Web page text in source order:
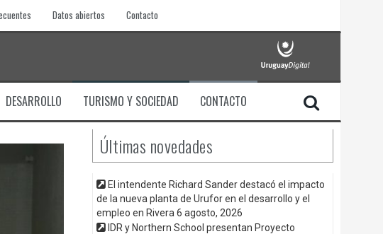
Datos abiertos Contacto
DESARROLLO TURISMO Y SOCIEDAD CONTACTO
Últimas novedades
El intendente Richard Sander destacó el impacto
de la nueva planta de Urufor en el desarrollo y el
empleo en Rivera 6 agosto, 2026
IDR y Northern School presentan Proyecto